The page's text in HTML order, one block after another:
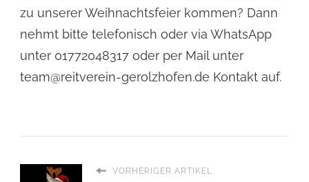
zu unserer Weihnachtsfeier kommen? Dann
nehmt bitte telefonisch oder via WhatsApp
unter 01772048317 oder per Mail unter
team@reitverein-gerolzhofen.de Kontakt auf.
VORHERIGER ARTIKEL